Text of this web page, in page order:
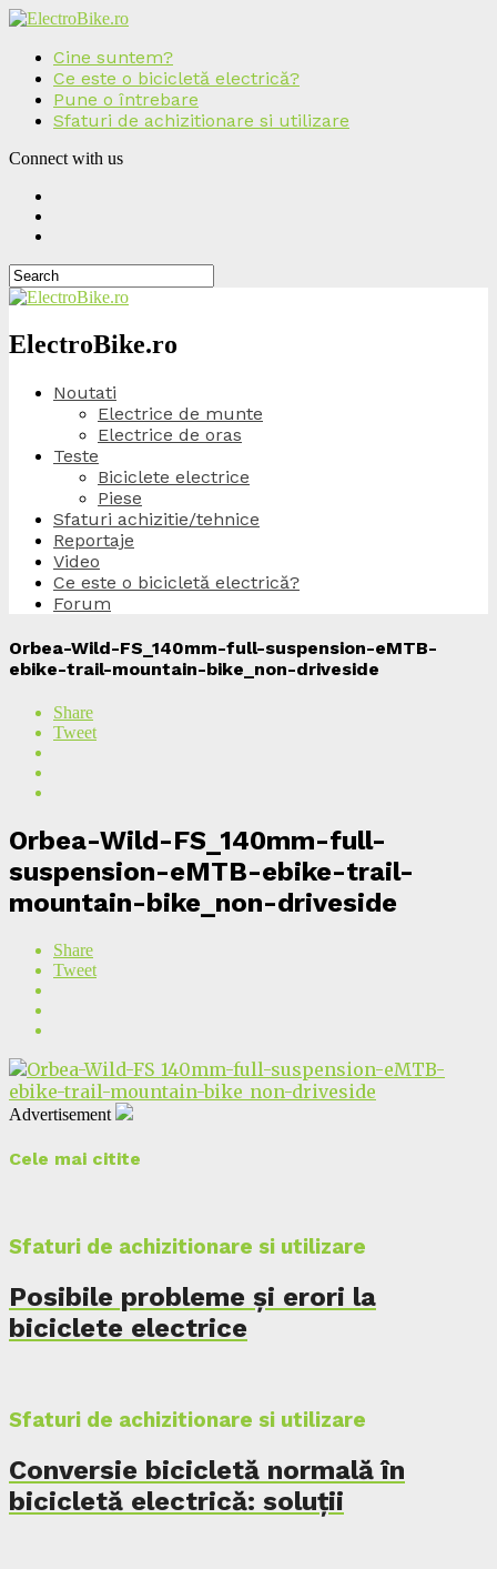
Cine suntem?
Ce este o bicicletă electrică?
Pune o întrebare
Sfaturi de achizitionare si utilizare
Connect with us
ElectroBike.ro
Noutati
Electrice de munte
Electrice de oras
Teste
Biciclete electrice
Piese
Sfaturi achizitie/tehnice
Reportaje
Video
Ce este o bicicletă electrică?
Forum
Orbea-Wild-FS_140mm-full-suspension-eMTB-
ebike-trail-mountain-bike_non-driveside
Share
Tweet
Orbea-Wild-FS_140mm-full-
suspension-eMTB-ebike-trail-
mountain-bike_non-driveside
Share
Tweet
Advertisement
Cele mai citite
Sfaturi de achizitionare si utilizare
Posibile probleme și erori la
biciclete electrice
Sfaturi de achizitionare si utilizare
Conversie bicicletă normală în
bicicletă electrică: soluții